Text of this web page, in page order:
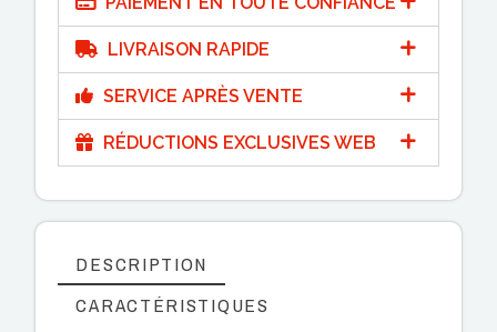
LIVRAISON RAPIDE
SERVICE APRÈS VENTE
RÉDUCTIONS EXCLUSIVES WEB
DESCRIPTION
CARACTÉRISTIQUES